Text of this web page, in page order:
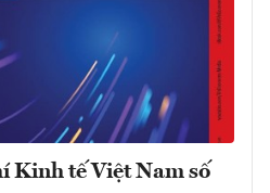
Kinh tế Việt Nam số